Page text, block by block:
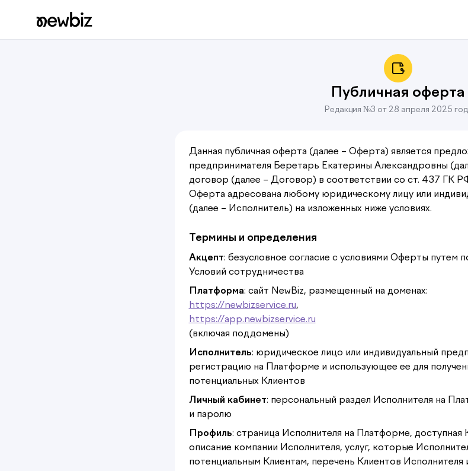
Публичная оферта
Редакция №3 от 28 апреля 2025
Данная публичная оферта (далее – Оферта) является
предпринимателя Беретарь Екатерины Александровны
договор (далее – Договор) в соответствии со ст. 437 ГК
Оферта адресована любому юридическому лицу или
(далее – Исполнитель) на изложенных ниже условиях.
Термины и определения
Акцепт: безусловное согласие с условиями Оферты путем
Условий сотрудничества
Платформа: сайт NewBiz, размещенный на доменах:
https://newbizservice.ru,
https://app.newbizservice.ru
(включая поддомены)
Исполнитель: юридическое лицо или индивидуальный
регистрацию на Платформе и использующее ее для
потенциальных Клиентов
Личный кабинет: персональный раздел Исполнителя на
и паролю
Профиль: страница Исполнителя на Платформе,
описание компании Исполнителя, услуг, которые
потенциальным Клиентам, перечень Клиентов